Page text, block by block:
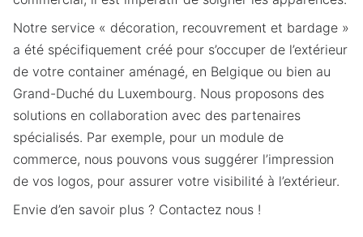
Nom de l'organisation
Téléphone ObligatoireE-mail Obligatoire
Vente Location
Annuler Continuer
Notre service « décoration, recouvrement et bardage »
a été spécifiquement créé pour s’occuper de l’extérieur
de votre container aménagé, en Belgique ou bien au
Grand-Duché du Luxembourg. Nous proposons des
solutions en collaboration avec des partenaires
spécialisés. Par exemple, pour un module de
commerce, nous pouvons vous suggérer l’impression
de vos logos, pour assurer votre visibilité à l’extérieur.
Envie d’en savoir plus ? Contactez nous !